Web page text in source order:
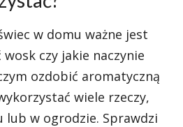
w domu ważne jest
czy jakie naczynie
ozdobić aromatyczną
wiele rzeczy,
lub w ogrodzie. Sprawdzi